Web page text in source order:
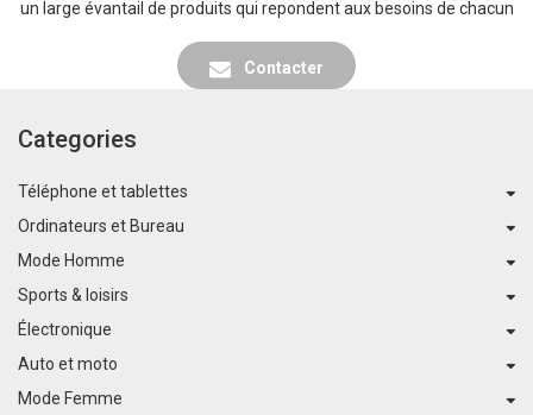
un large évantail de produits qui repondent aux besoins de chacun
Contacter
Categories
Téléphone et tablettes
Ordinateurs et Bureau
Mode Homme
Sports & loisirs
Électronique
Auto et moto
Mode Femme